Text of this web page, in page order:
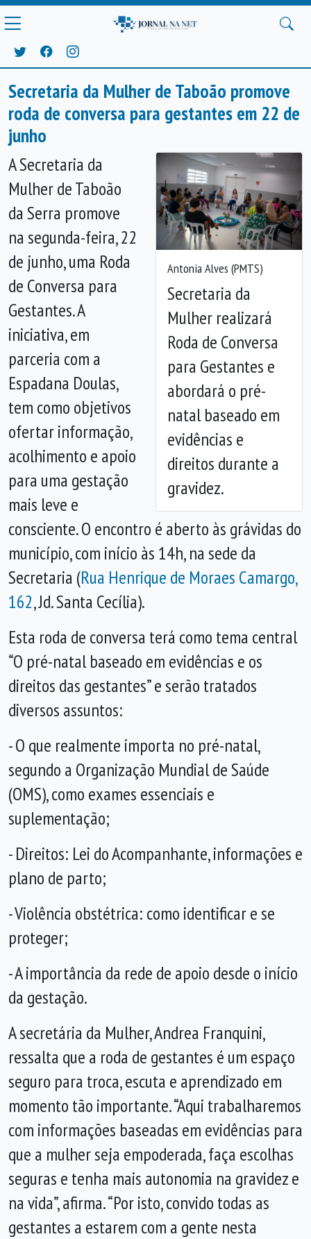
Secretaria da Mulher de Taboão promove
roda de conversa para gestantes em 22 de
junho
Antonia Alves (PMTS)
Secretaria da
Mulher realizará
Roda de Conversa
para Gestantes e
abordará o pré-
natal baseado em
evidências e
direitos durante a
gravidez.
Anterior
A Secretaria da
Mulher de Taboão
da Serra promove
na segunda-feira, 22
de junho, uma Roda
de Conversa para
Gestantes. A
iniciativa, em
parceria com a
Espadana Doulas,
tem como objetivos
ofertar informação,
acolhimento e apoio
para uma gestação
mais leve e
consciente. O encontro é aberto às grávidas do
município, com início às 14h, na sede da
Secretaria (Rua Henrique de Moraes Camargo,
162, Jd. Santa Cecília).
Esta roda de conversa terá como tema central
“O pré-natal baseado em evidências e os
direitos das gestantes” e serão tratados
diversos assuntos:
- O que realmente importa no pré-natal,
segundo a Organização Mundial de Saúde
(OMS), como exames essenciais e
suplementação;
- Direitos: Lei do Acompanhante, informações e
plano de parto;
- Violência obstétrica: como identificar e se
proteger;
- A importância da rede de apoio desde o início
da gestação.
A secretária da Mulher, Andrea Franquini,
ressalta que a roda de gestantes é um espaço
seguro para troca, escuta e aprendizado em
momento tão importante. “Aqui trabalharemos
com informações baseadas em evidências para
que a mulher seja empoderada, faça escolhas
seguras e tenha mais autonomia na gravidez e
na vida”, afirma. “Por isto, convido todas as
gestantes a estarem com a gente nesta